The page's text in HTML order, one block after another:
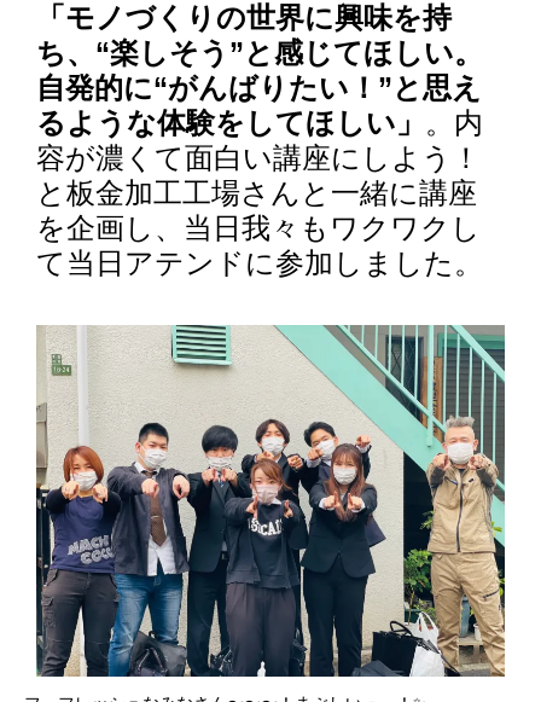
「モノづくりの世界に興味を持
ち、“楽しそう”と感じてほしい。
自発的に“がんばりたい！ ”と思え
るような体験をしてほしい」 。内
容が濃くて面白い講座にしよう！
と板金加工工場さんと一緒に講座
を企画し、当日我々もワクワクし
て当日アテンドに参加しました。